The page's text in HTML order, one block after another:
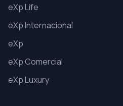
eXp Life
eXp Internacional
eXp
eXp Comercial
eXp Luxury